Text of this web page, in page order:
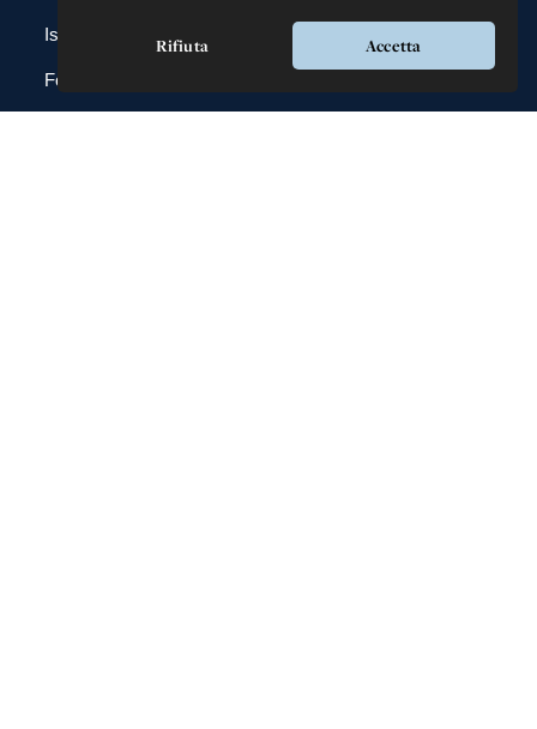
Rifiuta Accetta
Iscrizioni
Fotografie